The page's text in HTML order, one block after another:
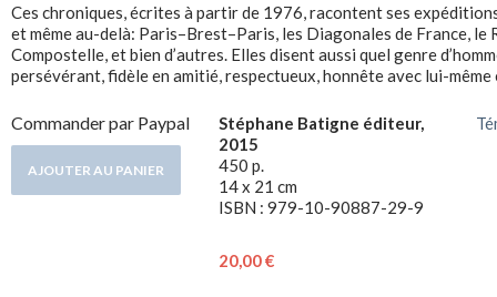
Ces chroniques, écrites à partir de 1976, racontent ses
et même au-delà: Paris–Brest–Paris, les Diagonales de France, le
Compostelle, et bien d’autres. Elles disent aussi quel genre
persévérant, fidèle en amitié, respectueux, honnête avec lui-
Commander par Paypal
Stéphane Batigne éditeur,
2015
450 p.
14 x 21 cm
ISBN : 979-10-90887-29-9
20,00 €